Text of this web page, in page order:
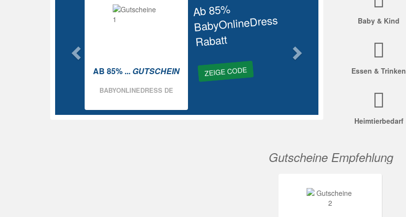
Ab 85%
BabyOnlineDress
Rabatt
ZEIGE CODE
AB 85% ... GUTSCHEIN
BABYONLINEDRESS DE
Baby & Kind
Essen & Trinken
Heimtierbedarf
Gutscheine Empfehlung